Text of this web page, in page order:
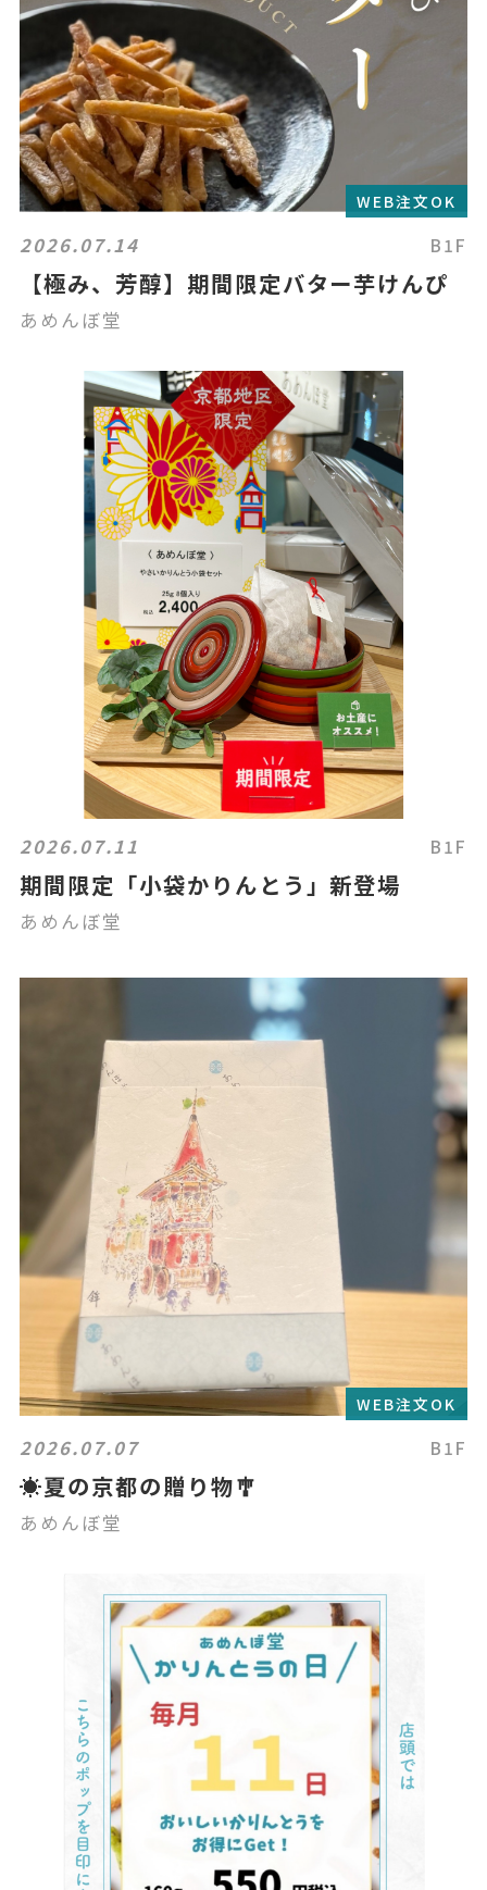
WEB注文OK
2026.07.14 B1F
【極み、芳醇】期間限定バター芋けんぴ
あめんぼ堂
2026.07.11 B1F
期間限定「小袋かりんとう」新登場
あめんぼ堂
WEB注文OK
2026.07.07 B1F
☀️夏の京都の贈り物🎐
あめんぼ堂